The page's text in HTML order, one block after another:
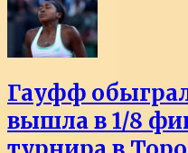
Гауфф
вышла в 1/8